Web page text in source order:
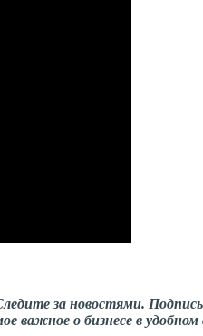
за новостями.
важное о бизнесе в